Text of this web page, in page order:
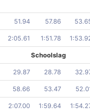
51.94 57.86
2:05.61 1:51.78
Schoolslag
29.87 28.78
58.66 53.47
2:07.00 1:59.64